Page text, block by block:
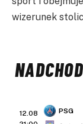
wizerunek
12.08
PSG